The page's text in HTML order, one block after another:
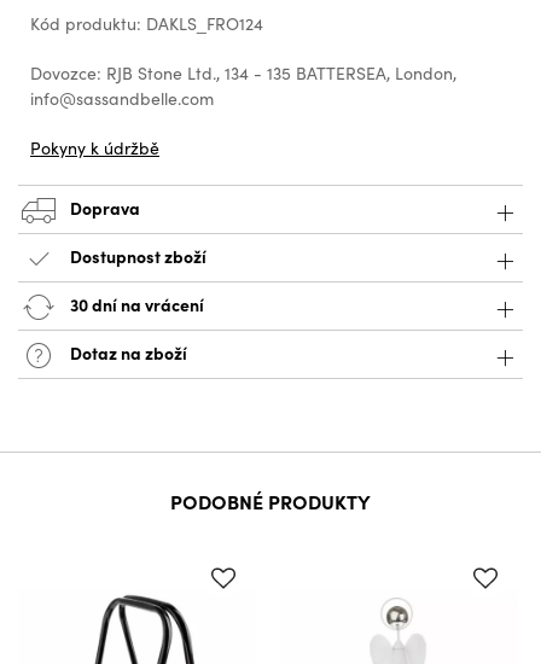
Kód produktu: DAKLS_FRO124
Dovozce: RJB Stone Ltd., 134 - 135 BATTERSEA, London,
info@sassandbelle.com
Pokyny k údržbě
Doprava
Dostupnost zboží
30 dní na vrácení
Dotaz na zboží
PODOBNÉ PRODUKTY